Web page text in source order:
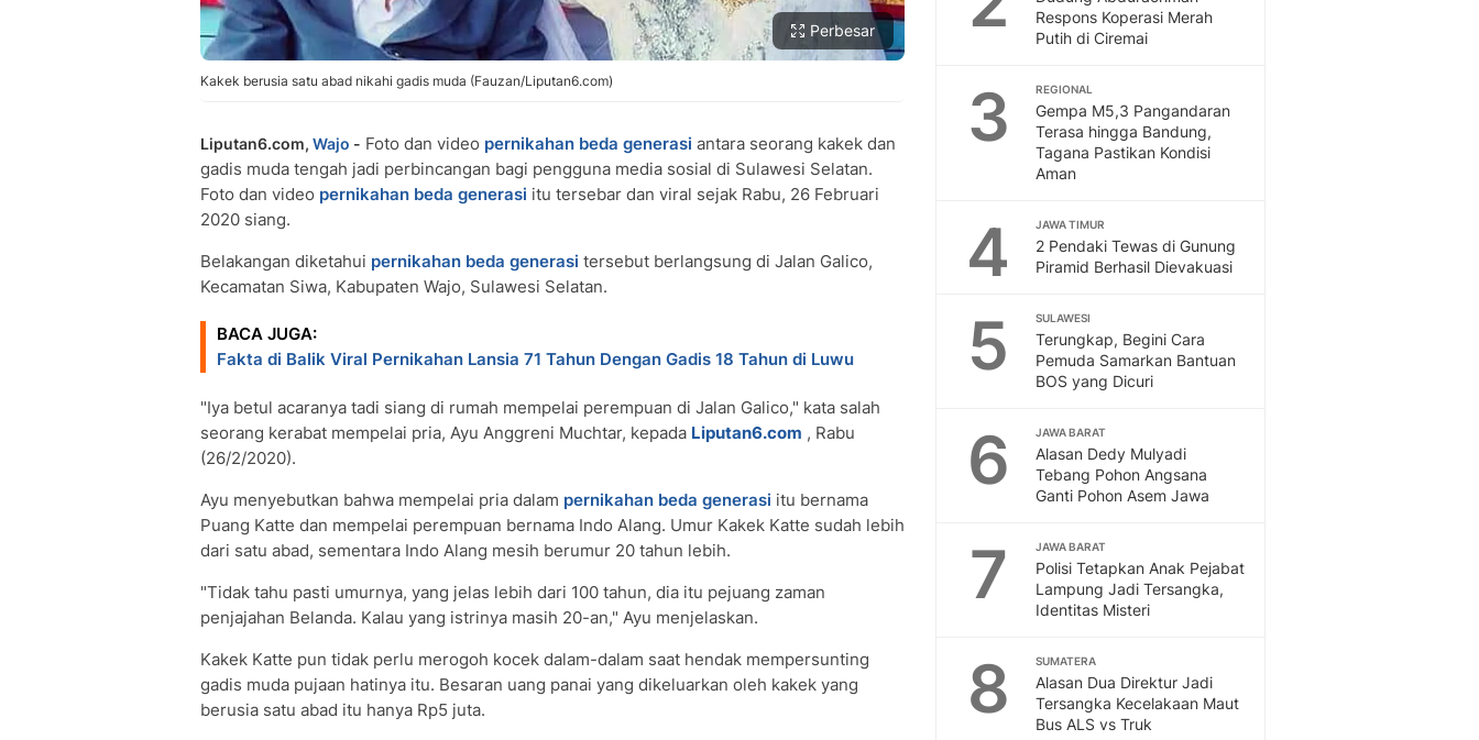
Perbesar
Kakek berusia satu abad nikahi gadis muda (Fauzan/Liputan6.com)
Liputan6.com, Wajo - Foto dan video pernikahan beda generasi antara seorang kakek dan
gadis muda tengah jadi perbincangan bagi pengguna media sosial di Sulawesi Selatan.
Foto dan video pernikahan beda generasi itu tersebar dan viral sejak Rabu, 26 Februari
2020 siang.
Belakangan diketahui pernikahan beda generasi tersebut berlangsung di Jalan Galico,
Kecamatan Siwa, Kabupaten Wajo, Sulawesi Selatan.
BACA JUGA:
Fakta di Balik Viral Pernikahan Lansia 71 Tahun Dengan Gadis 18 Tahun di Luwu
"Iya betul acaranya tadi siang di rumah mempelai perempuan di Jalan Galico," kata salah
seorang kerabat mempelai pria, Ayu Anggreni Muchtar, kepada Liputan6.com , Rabu
(26/2/2020).
Ayu menyebutkan bahwa mempelai pria dalam pernikahan beda generasi itu bernama
Puang Katte dan mempelai perempuan bernama Indo Alang. Umur Kakek Katte sudah lebih
dari satu abad, sementara Indo Alang mesih berumur 20 tahun lebih.
"Tidak tahu pasti umurnya, yang jelas lebih dari 100 tahun, dia itu pejuang zaman
penjajahan Belanda. Kalau yang istrinya masih 20-an," Ayu menjelaskan.
Kakek Katte pun tidak perlu merogoh kocek dalam-dalam saat hendak mempersunting
gadis muda pujaan hatinya itu. Besaran uang panai yang dikeluarkan oleh kakek yang
berusia satu abad itu hanya Rp5 juta.
Respons Koperasi Merah
Putih di Ciremai
3 REGIONAL
Gempa M5,3 Pangandaran
Terasa hingga Bandung,
Tagana Pastikan Kondisi
Aman
4 JAWA TIMUR
2 Pendaki Tewas di Gunung
Piramid Berhasil Dievakuasi
5 SULAWESI
Terungkap, Begini Cara
Pemuda Samarkan Bantuan
BOS yang Dicuri
6 JAWA BARAT
Alasan Dedy Mulyadi
Tebang Pohon Angsana
Ganti Pohon Asem Jawa
7 JAWA BARAT
Polisi Tetapkan Anak Pejabat
Lampung Jadi Tersangka,
Identitas Misteri
8 SUMATERA
Alasan Dua Direktur Jadi
Tersangka Kecelakaan Maut
Bus ALS vs Truk